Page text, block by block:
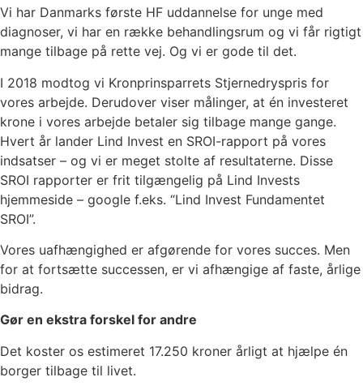
Vi har Danmarks første HF uddannelse for unge med
diagnoser, vi har en række behandlingsrum og vi får rigtigt
mange tilbage på rette vej. Og vi er gode til det.
I 2018 modtog vi Kronprinsparrets Stjernedryspris for
vores arbejde. Derudover viser målinger, at én investeret
krone i vores arbejde betaler sig tilbage mange gange.
Hvert år lander Lind Invest en SROI-rapport på vores
indsatser – og vi er meget stolte af resultaterne. Disse
SROI rapporter er frit tilgængelig på Lind Invests
hjemmeside – google f.eks. “Lind Invest Fundamentet
SROI”.
Vores uafhængighed er afgørende for vores succes. Men
for at fortsætte successen, er vi afhængige af faste, årlige
bidrag.
Gør en ekstra forskel for andre
Det koster os estimeret 17.250 kroner årligt at hjælpe én
borger tilbage til livet.